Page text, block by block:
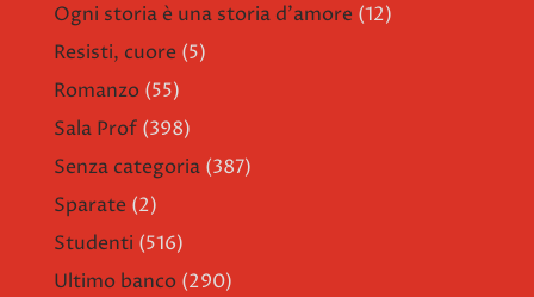
Ogni storia è una storia d'amore (12)
Resisti, cuore (5)
Romanzo (55)
Sala Prof (398)
Senza categoria (387)
Sparate (2)
Studenti (516)
Ultimo banco (290)